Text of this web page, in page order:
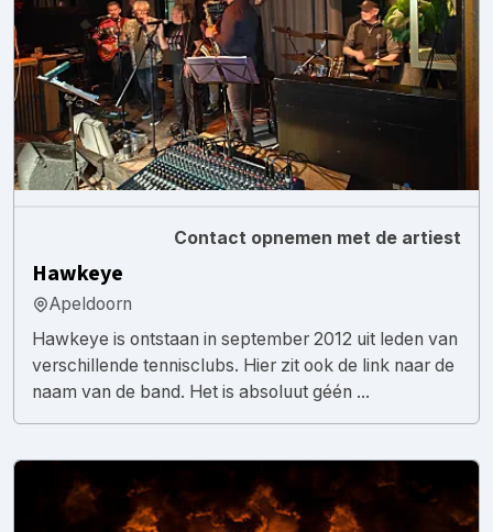
Contact opnemen met de artiest
Hawkeye
Apeldoorn
Hawkeye is ontstaan in september 2012 uit leden van
verschillende tennisclubs. Hier zit ook de link naar de
naam van de band. Het is absoluut géén ...